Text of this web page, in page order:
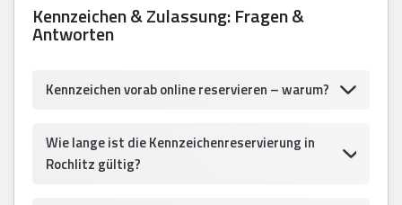
Kennzeichen & Zulassung: Fragen &
Antworten
Kennzeichen vorab online reservieren – warum?
Wie lange ist die Kennzeichenreservierung in
Rochlitz gültig?